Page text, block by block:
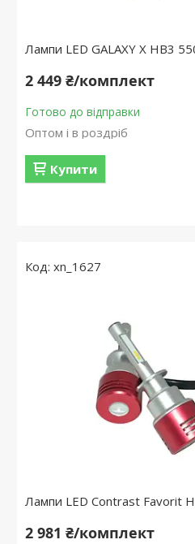
Лампи LED GALAXY X HB3
2 449 ₴/комплект
Готово до відправки
Оптом і в роздріб
Купити
xn_1627
Лампи LED Contrast Favorit
2 981 ₴/комплект